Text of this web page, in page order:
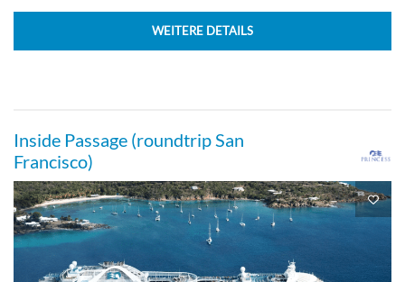
WEITERE DETAILS
Inside Passage (roundtrip San
Francisco)